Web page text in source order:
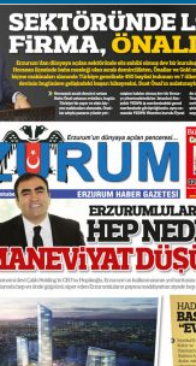
ERKON’da
taşırken,
aşağı
bir şehir, bir
Dizginler kimin
Salı
Yılmaz
DEĞİL, BİR ÖMÜR
“NEDEN
ÜNİVERSİTESİ?”
2026 Salı
YAZICI
Yesevi’den bir Alperen…